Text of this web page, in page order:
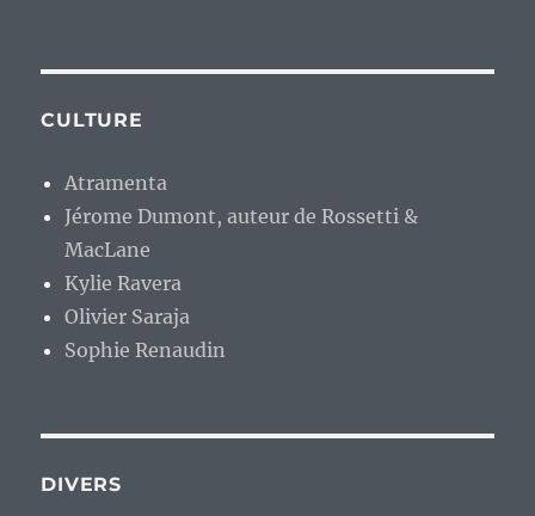
CULTURE
Atramenta
Jérome Dumont, auteur de Rossetti &
MacLane
Kylie Ravera
Olivier Saraja
Sophie Renaudin
DIVERS